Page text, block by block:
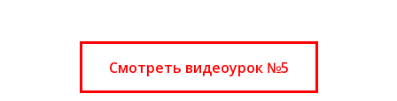
Смотреть видеоурок №5